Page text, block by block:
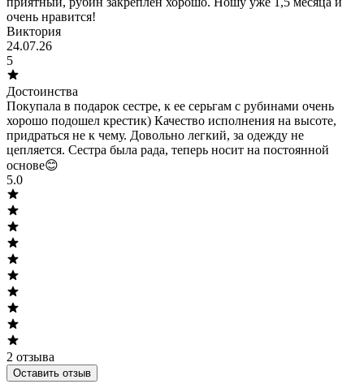
очень нравится!
Виктория
24.07.26
5
Достоинства
Покупала в подарок сестре, к ее серьгам с рубинами очень
хорошо подошел крестик) Качество исполнения на высоте,
придраться не к чему. Довольно легкий, за одежду не
цепляется. Сестра была рада, теперь носит на постоянной
основе😊
5.0
2 отзыва
Оставить отзыв